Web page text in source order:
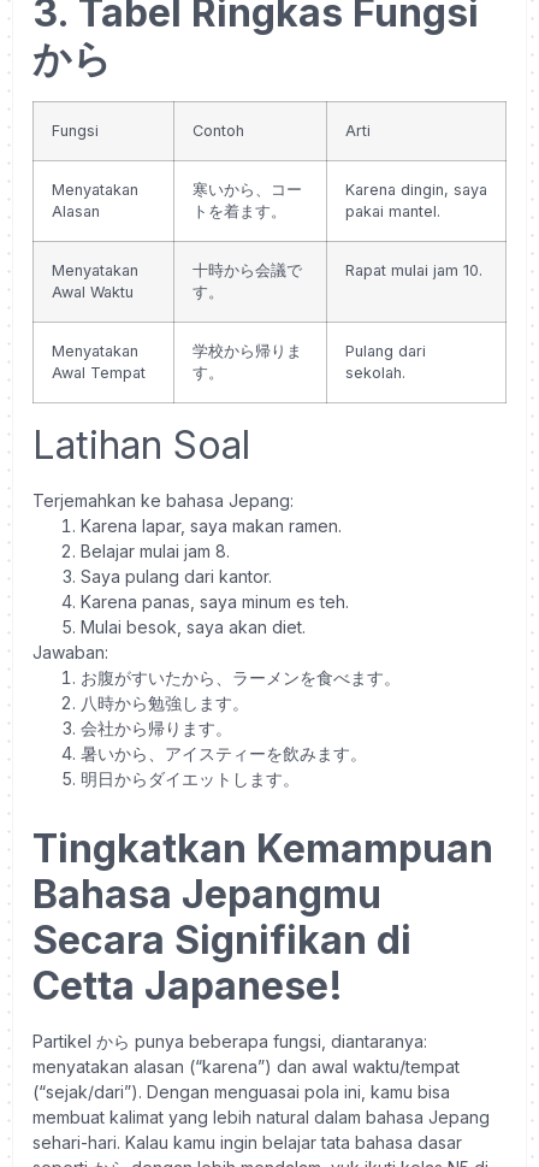
3. Tabel Ringkas Fungsi
から
Fungsi Contoh Arti
Menyatakan
Alasan
寒いから、コー
トを着ます。
Karena dingin, saya
pakai mantel.
Menyatakan
Awal Waktu
十時から会議で
す。
Rapat mulai jam 10.
Menyatakan
Awal Tempat
学校から帰りま
す。
Pulang dari
sekolah.
Latihan Soal
Terjemahkan ke bahasa Jepang:
Karena lapar, saya makan ramen.
Belajar mulai jam 8.
Saya pulang dari kantor.
Karena panas, saya minum es teh.
Mulai besok, saya akan diet.
Jawaban:
お腹がすいたから、ラーメンを食べます。
八時から勉強します。
会社から帰ります。
暑いから、アイスティーを飲みます。
明日からダイエットします。
Tingkatkan Kemampuan
Bahasa Jepangmu
Secara Signifikan di
Cetta Japanese!
Partikel から punya beberapa fungsi, diantaranya:
menyatakan alasan (“karena”) dan awal waktu/tempat
(“sejak/dari”). Dengan menguasai pola ini, kamu bisa
membuat kalimat yang lebih natural dalam bahasa Jepang
sehari-hari. Kalau kamu ingin belajar tata bahasa dasar